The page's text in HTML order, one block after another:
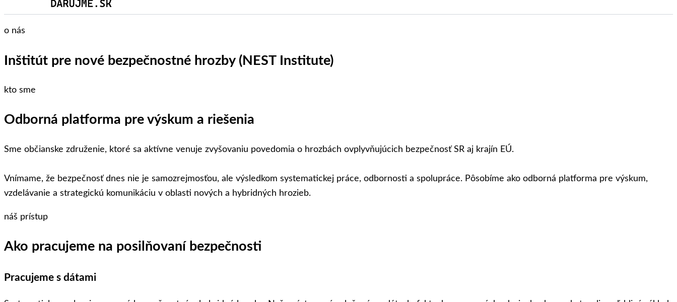
o nás
Inštitút pre nové bezpečnostné hrozby (NEST Institute)
kto sme
Odborná platforma pre výskum a riešenia
Sme občianske združenie, ktoré sa aktívne venuje zvyšovaniu povedomia o hrozbách ovplyvňujúcich bezpečnosť SR aj krajín EÚ.
Vnímame, že bezpečnosť dnes nie je samozrejmosťou, ale výsledkom systematickej práce, odbornosti a spolupráce. Pôsobíme ako odborná platforma pre výskum,
vzdelávanie a strategickú komunikáciu v oblasti nových a hybridných hrozieb.
náš prístup
Ako pracujeme na posilňovaní bezpečnosti
Pracujeme s dátami